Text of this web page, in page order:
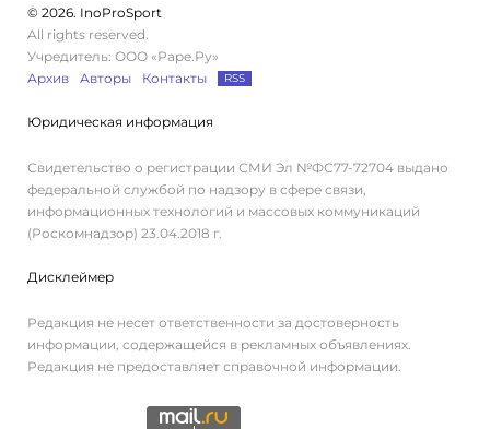
© 2026. InoProSport
All rights reserved.
Учредитель: ООО «Раре.Ру»
Архив
Авторы Контакты RSS
Юридическая информация
Свидетельство о регистрации СМИ Эл №ФС77-72704 выдано
федеральной службой по надзору в сфере связи,
информационных технологий и массовых коммуникаций
(Роскомнадзор) 23.04.2018 г.
Дисклеймер
Редакция не несет ответственности за достоверность
информации, содержащейся в рекламных объявлениях.
Редакция не предоставляет справочной информации.